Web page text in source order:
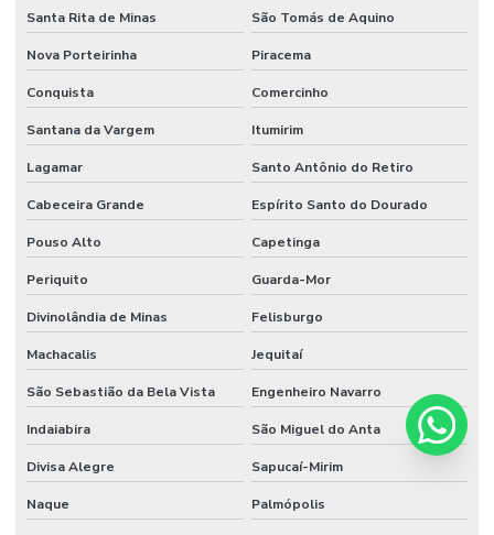
Santa Rita de Minas São Tomás de Aquino
Nova Porteirinha Piracema
Conquista Comercinho
Santana da Vargem Itumirim
Lagamar Santo Antônio do Retiro
Cabeceira Grande Espírito Santo do Dourado
Pouso Alto Capetinga
Periquito Guarda-Mor
Divinolândia de Minas Felisburgo
Machacalis Jequitaí
São Sebastião da Bela Vista Engenheiro Navarro
Indaiabira São Miguel do Anta
Divisa Alegre Sapucaí-Mirim
Naque Palmópolis